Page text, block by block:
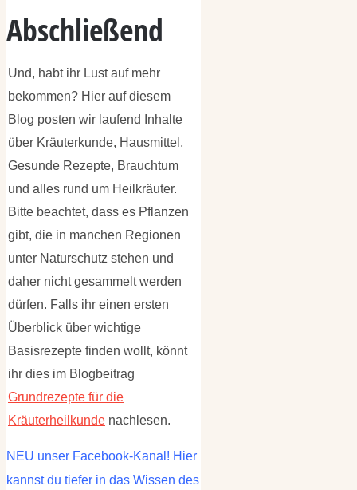
Abschließend
Und, habt ihr Lust auf mehr
bekommen? Hier auf diesem
Blog posten wir laufend Inhalte
über Kräuterkunde, Hausmittel,
Gesunde Rezepte, Brauchtum
und alles rund um Heilkräuter.
Bitte beachtet, dass es Pflanzen
gibt, die in manchen Regionen
unter Naturschutz stehen und
daher nicht gesammelt werden
dürfen. Falls ihr einen ersten
Überblick über wichtige
Basisrezepte finden wollt, könnt
ihr dies im Blogbeitrag
Grundrezepte für die
Kräuterheilkundenachlesen.
NEU unser Facebook-Kanal! Hier
kannst du tiefer in das Wissen des